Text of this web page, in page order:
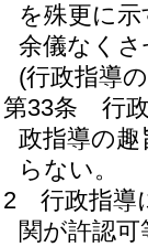
を殊更に
余儀なく
(行政指導
第33条
行
政指導の
らない。
2
行政指導
関が許認